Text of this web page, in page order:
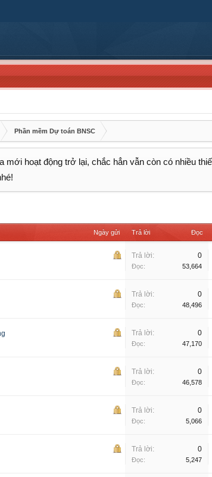
Phần mềm Dự toán BNSC
mới hoạt động trở lại, chắc hẳn vẫn còn có nhiều
Ngày gửi Trả lời Đọc
Trả lời: 0
Đọc: 53,664
Trả lời: 0
Đọc: 48,496
Trả lời: 0
Đọc: 47,170
Trả lời: 0
Đọc: 46,578
Trả lời: 0
Đọc: 5,066
Trả lời: 0
Đọc: 5,247